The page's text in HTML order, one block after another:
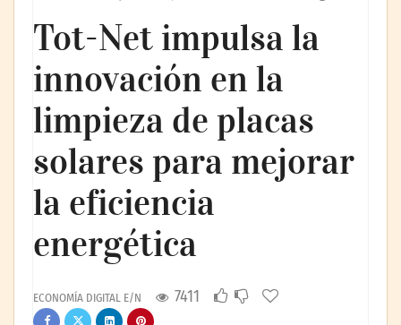
Tot-Net impulsa la
innovación en la
limpieza de placas
solares para mejorar
la eficiencia
energética
ECONOMÍA DIGITAL E/N 7411